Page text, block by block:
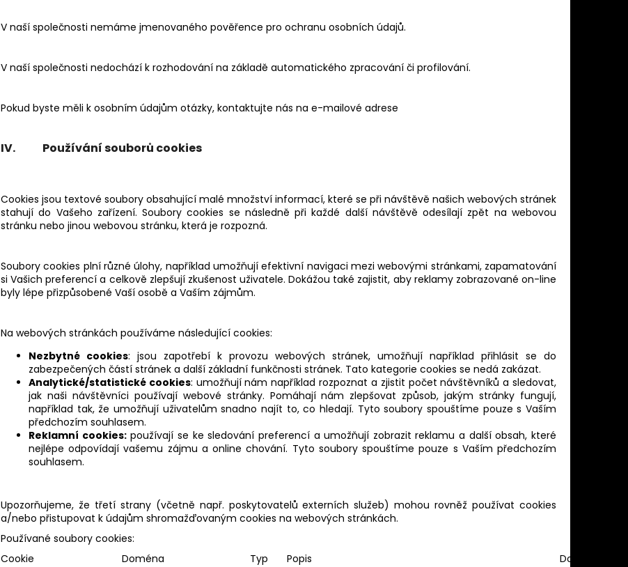
V naší společnosti nemáme jmenovaného pověřence pro ochranu osobních údajů.
V naší společnosti nedochází k rozhodování na základě automatického zpracování či profilování.
Pokud byste měli k osobním údajům otázky, kontaktujte nás na e-mailové adrese
IV. Používání souborů cookies
Cookies jsou textové soubory obsahující malé množství informací, které se při návštěvě našich webových stránek
stahují do Vašeho zařízení. Soubory cookies se následně při každé další návštěvě odesílají zpět na webovou
stránku nebo jinou webovou stránku, která je rozpozná.
Soubory cookies plní různé úlohy, například umožňují efektivní navigaci mezi webovými stránkami, zapamatování
si Vašich preferencí a celkově zlepšují zkušenost uživatele. Dokážou také zajistit, aby reklamy zobrazované on-line
byly lépe přizpůsobené Vaší osobě a Vaším zájmům.
Na webových stránkách používáme následující cookies:
Nezbytné cookies: jsou zapotřebí k provozu webových stránek, umožňují například přihlásit se do
zabezpečených částí stránek a další základní funkčnosti stránek. Tato kategorie cookies se nedá zakázat.
Analytické/statistické cookies: umožňují nám například rozpoznat a zjistit počet návštěvníků a sledovat,
jak naši návštěvníci používají webové stránky. Pomáhají nám zlepšovat způsob, jakým stránky fungují,
například tak, že umožňují uživatelům snadno najít to, co hledají. Tyto soubory spouštíme pouze s Vaším
předchozím souhlasem.
Reklamní cookies:používají se ke sledování preferencí a umožňují zobrazit reklamu a další obsah, které
nejlépe odpovídají vašemu zájmu a online chování. Tyto soubory spouštíme pouze s Vaším předchozím
souhlasem.
Upozorňujeme, že třetí strany (včetně např. poskytovatelů externích služeb) mohou rovněž používat cookies
a/nebo přistupovat k údajům shromažďovaným cookies na webových stránkách.
Používané soubory cookies:
Cookie
Doména Typ Popis
Doba trvání